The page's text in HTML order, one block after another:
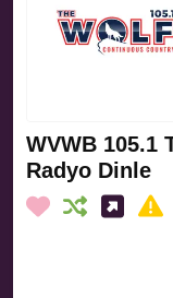
WVWB 105.1
Radyo Dinle